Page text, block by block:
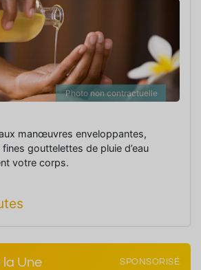
Photo non contractuelle
manœuvres enveloppantes,
gouttelettes de pluie d’eau
votre corps.
la Une SPONSORISÉ